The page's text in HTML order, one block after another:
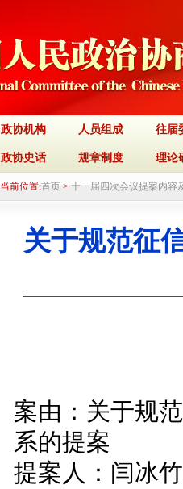
政协机构 人员组成 往届
政协史话 规章制度 理论
当前位置:首页 > 十一届四次会议提案内容
关于规范征
案由：关于规
系的提案
提案人：闫冰